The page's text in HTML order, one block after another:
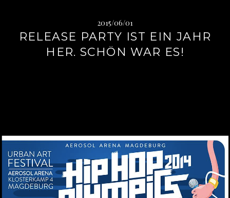
2015/06/01
RELEASE PARTY IST EIN JAHR
HER. SCHÖN WAR ES!